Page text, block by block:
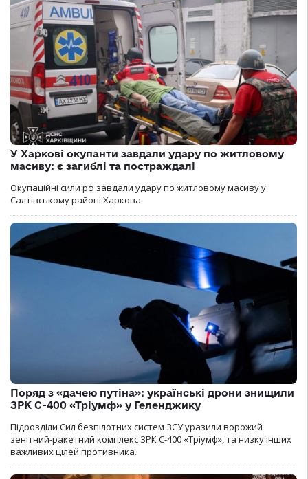
У Харкові окупанти завдали удару по житловому
масиву: є загиблі та постраждалі
Окупаційні сили рф завдали удару по житловому масиву у
Салтівському районі Харкова.
Поряд з «дачею путіна»: українські дрони знищили
ЗРК С-400 «Тріумф» у Геленджику
Підрозділи Сил безпілотних систем ЗСУ уразили ворожий
зенітний-ракетний комплекс ЗРК С-400 «Тріумф», та низку інших
важливих цілей противника.